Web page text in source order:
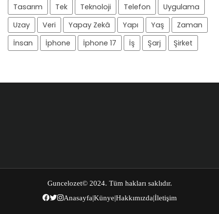
Tasarım
Tek Teknoloji Telefon
Uygulama
Uzay
Veri Yapay Zekâ Yapı Yaş
Zaman
İnsan
İphone İphone 17 İş Şarj Şirket
Guncelozet© 2024. Tüm hakları saklıdır.
Anasayfa|Künye|Hakkımızda|İletişim